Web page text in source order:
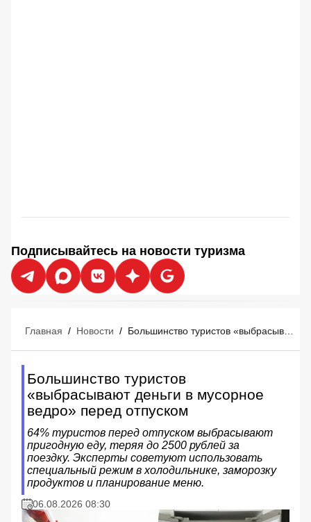
Подписывайтесь на новости туризма
Главная / Новости /
Большинство туристов
«выбрасывают деньги в мусорное
ведро» перед отпуском
64% туристов перед отпуском выбрасывают
пригодную еду, теряя до 2500 рублей за
поездку. Эксперты советуют использовать
специальный режим в холодильнике, заморозку
продуктов и планирование меню.
06.08.2026 08:30